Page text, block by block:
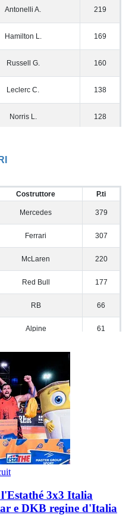
3x3 Italia
e DKB regine d'Italia